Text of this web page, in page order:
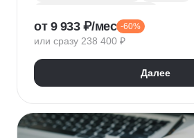
Управление бизнес-процессами
Прогнозирование
Финансовый
Управление затратами
Управление
Управление
Внешнеэкономическая деятельность
от 9 933 ₽/мес -60%
или сразу 238 400 ₽
Далее